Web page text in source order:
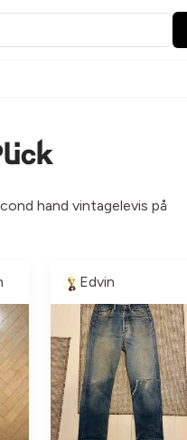
hand vintagelevis på
Edvin